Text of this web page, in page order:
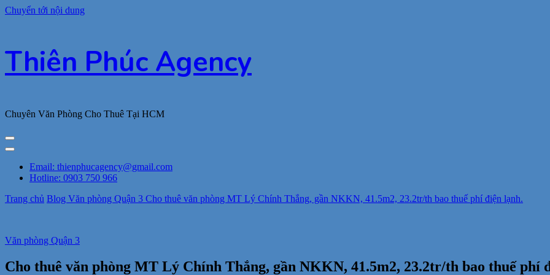
Chuyển tới nội dung
Thiên Phúc Agency
Chuyên Văn Phòng Cho Thuê Tại HCM
Email: thienphucagency@gmail.com
Hotline: 0903 750 966
Trang chủ Blog Văn phòng Quận 3 Cho thuê văn phòng MT Lý Chính Thắng, gần NKKN, 41.5m2, 23.2tr/th bao thuế phí điện lạnh.
Văn phòng Quận 3
Cho thuê văn phòng MT Lý Chính Thắng, gần NKKN, 41.5m2, 23.2tr/th bao thuế phí